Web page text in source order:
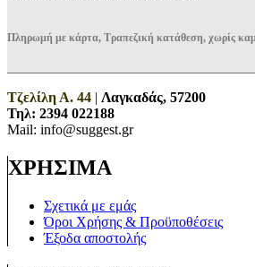
Πληρωμή με κάρτα, Τραπεζική κατάθεση, χωρίς
Τζελίλη Α. 44 | Λαγκαδάς, 57200
Τηλ: 2394 022188
Mail: info@suggest.gr
ΧΡΗΣΙΜΑ
Σχετικά με εμάς
Όροι Χρήσης & Προϋποθέσεις
Έξοδα αποστολής